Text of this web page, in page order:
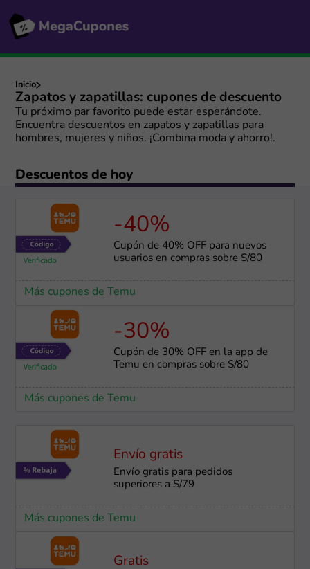
Inicio
Zapatos y zapatillas: cupones de descuento
Tu próximo par favorito puede estar esperándote.
Encuentra descuentos en zapatos y zapatillas para
hombres, mujeres y niños. ¡Combina moda y ahorro!.
Descuentos de hoy
-40%
Cupón de 40% OFF para nuevos
usuarios en compras sobre S/80
Más cupones de Temu
-30%
Cupón de 30% OFF en la app de
Temu en compras sobre S/80
Más cupones de Temu
Envío gratis
Envío gratis para pedidos
superiores a S/79
Más cupones de Temu
Gratis